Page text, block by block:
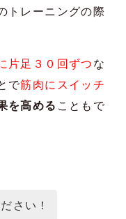
トレーニングの際
片足３０回ずつ な
で筋肉にスイッチ
を高める こともで
さい！